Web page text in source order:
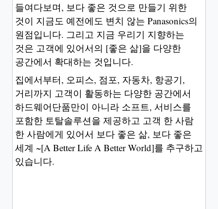
들여다보며, 보다 좋은 것으로 만들기 위한
것이 지금도 예전에도 변치 않는 Panasonics의
원점입니다. 그리고 지금 우리기 지향하는
것은 고객에 있어서의 [좋은 삶]을 다양한
공간에서 확대하는 것입니다.
집에서부터, 오피스, 점포, 자동차, 항공기,
거리까지 고객이 활동하는 다양한 공간에서
하드웨어단품만이 아니라 소프트, 서비스를
포함한 토탈솔루션을 제공하고 고객 한 사람
한 사람에게 있어서 보다 좋은 삶, 보다 좋은
세계 ~[A Better Life A Better World]를 추구하고
있습니다.